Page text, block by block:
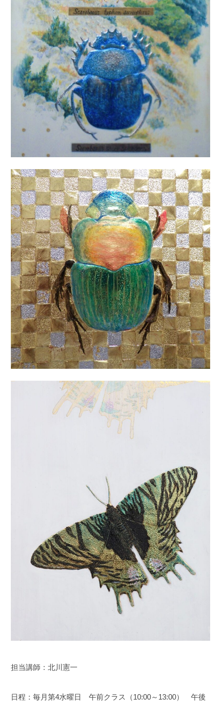
担当講師：北川憲一
日程：毎月第4水曜日 午前クラス（10:00～13:00） 午後